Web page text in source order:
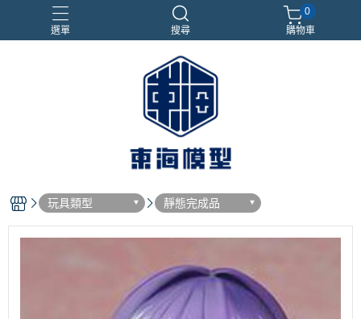
選單 搜尋
合金車
閃電霹靂車
電子雞/塔麻可吉/塔麻歌子
0
購物車
玩具類型 靜態完成品